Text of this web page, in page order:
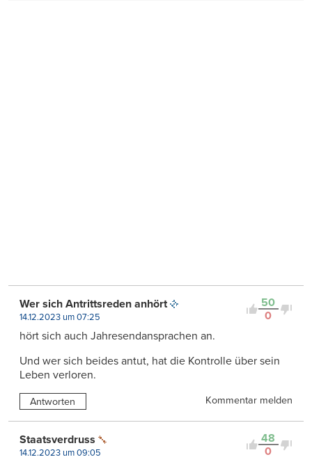
50
0
Wer sich Antrittsreden anhört
14.12.2023 um 07:25
hört sich auch Jahresendansprachen an.
Und wer sich beides antut, hat die Kontrolle über sein
Leben verloren.
Antworten Kommentar melden
48
0
Staatsverdruss
14.12.2023 um 09:05